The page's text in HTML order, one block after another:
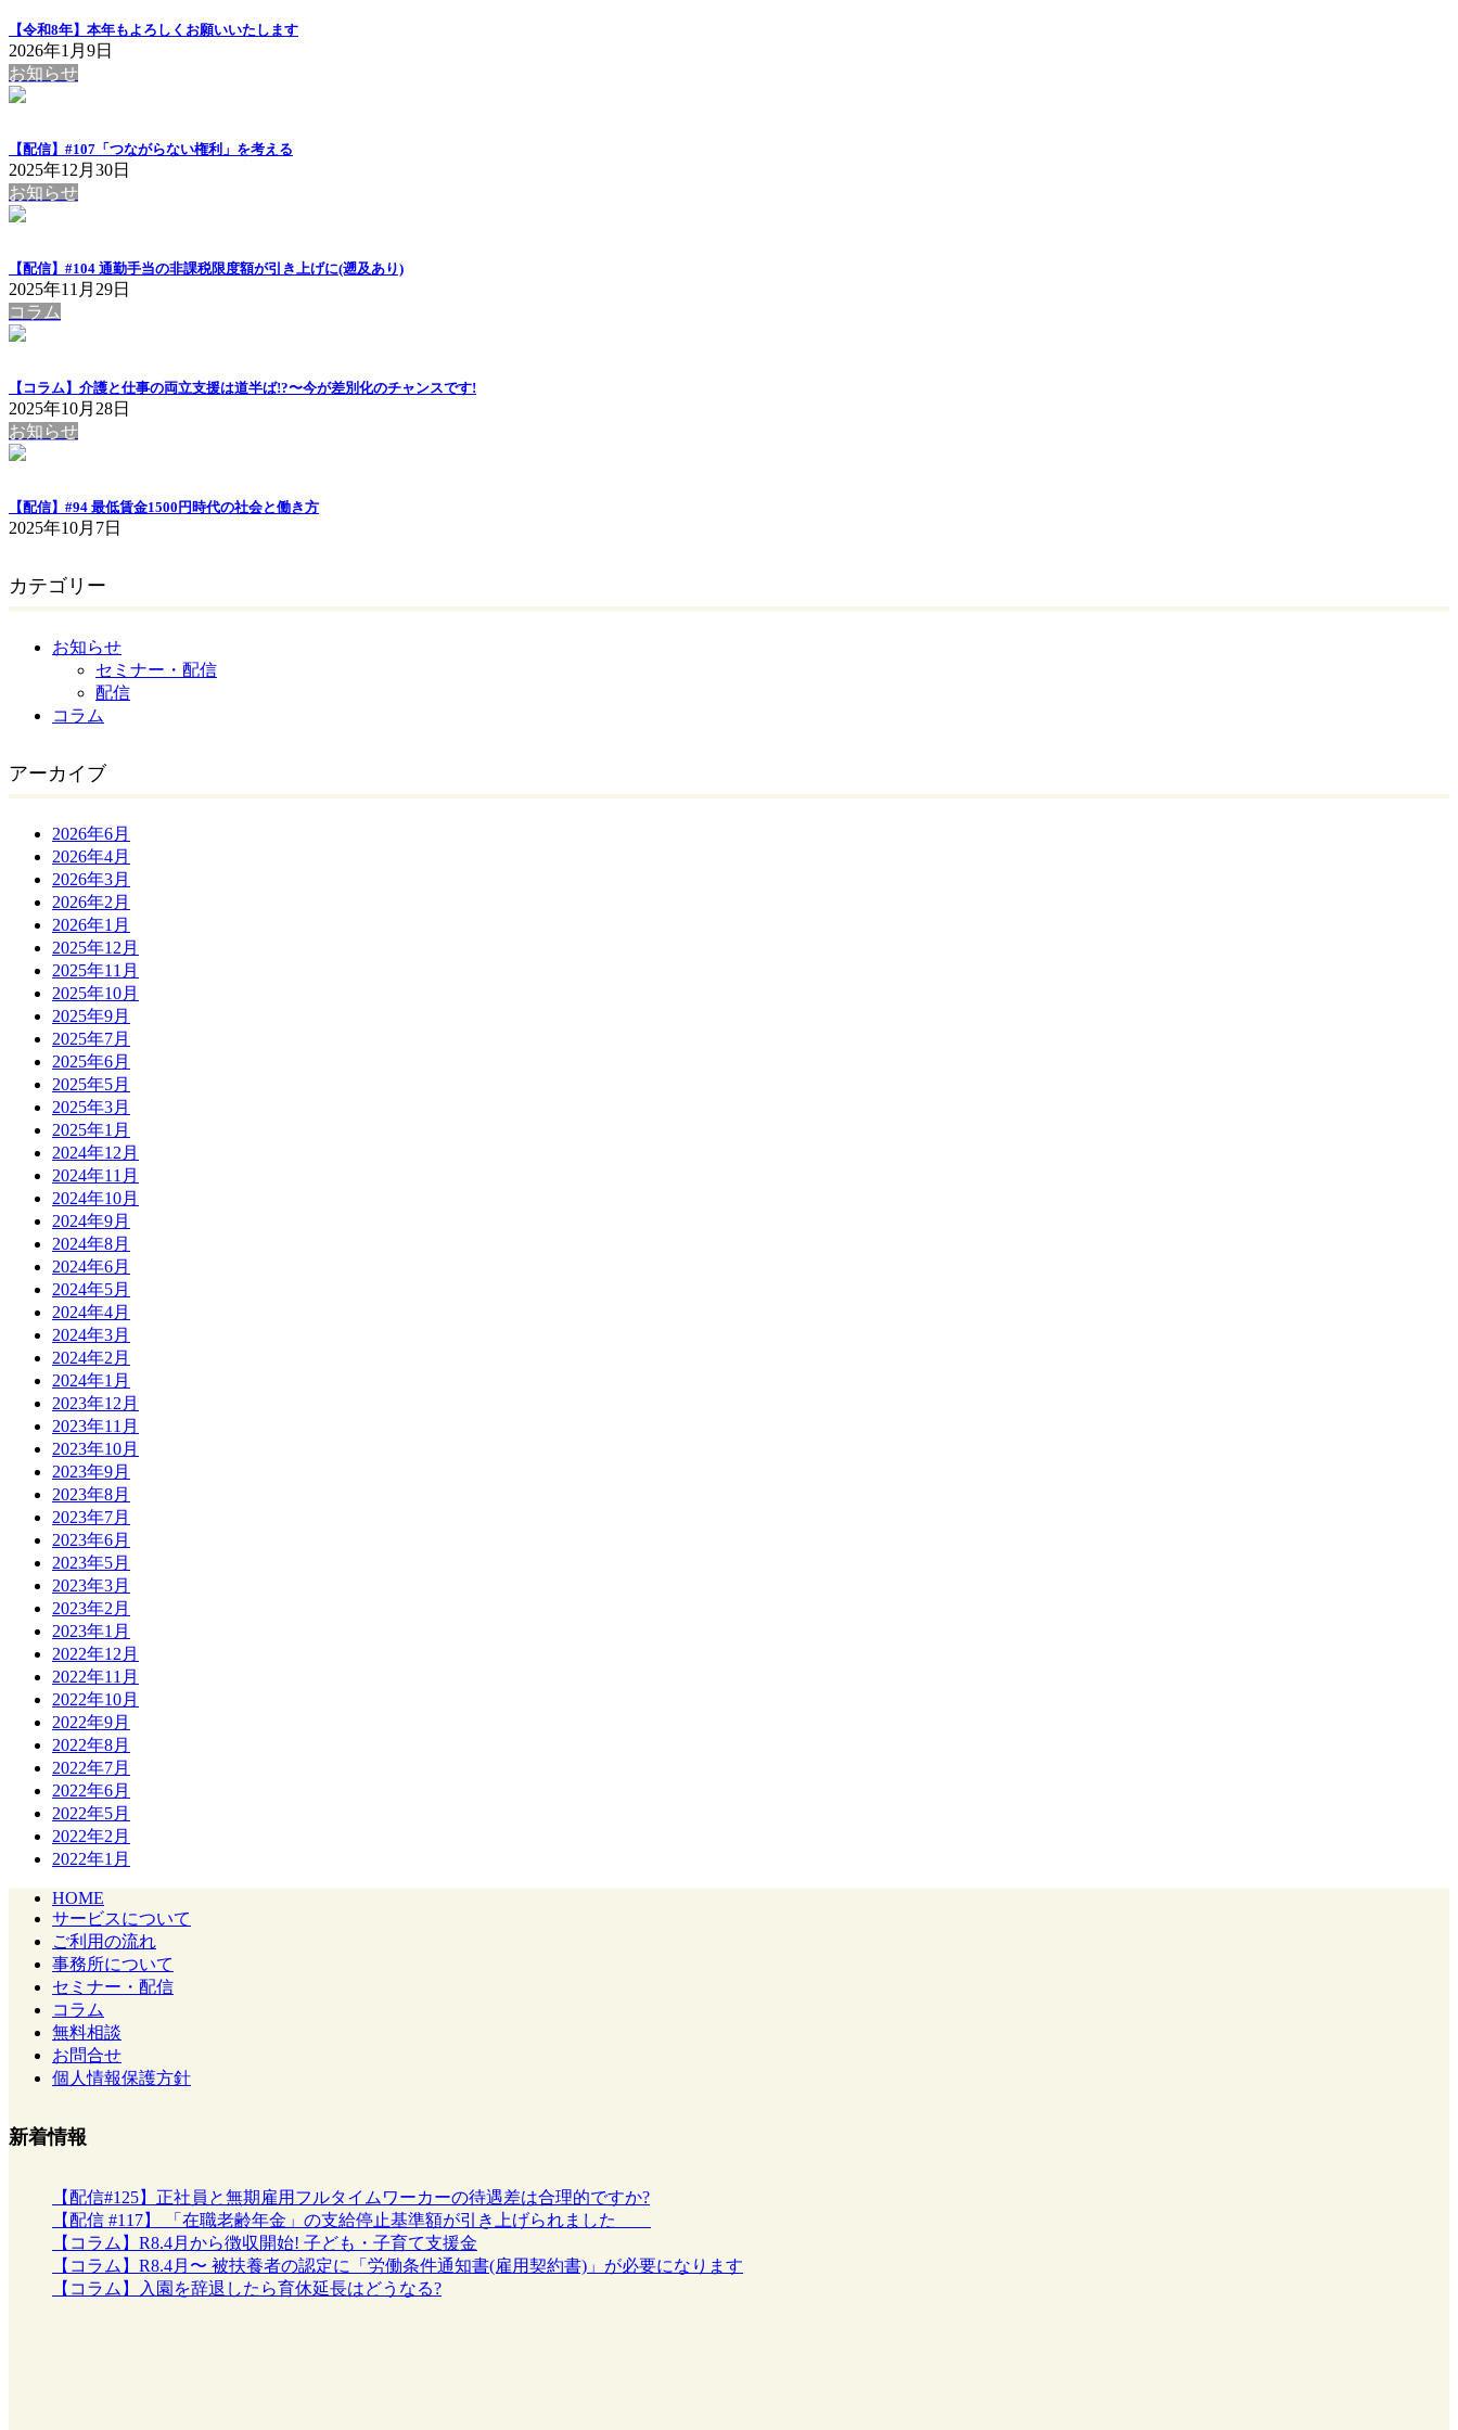
【令和8年】本年もよろしくお願いいたします
2026年1月9日
お知らせ
【配信】#107「つながらない権利」を考える
2025年12月30日
お知らせ
【配信】#104 通勤手当の非課税限度額が引き上げに(遡及あり)
2025年11月29日
コラム
【コラム】介護と仕事の両立支援は道半ば!?〜今が差別化のチャンスです!
2025年10月28日
お知らせ
【配信】#94 最低賃金1500円時代の社会と働き方
2025年10月7日
カテゴリー
お知らせ
セミナー・配信
配信
コラム
アーカイブ
2026年6月
2026年4月
2026年3月
2026年2月
2026年1月
2025年12月
2025年11月
2025年10月
2025年9月
2025年7月
2025年6月
2025年5月
2025年3月
2025年1月
2024年12月
2024年11月
2024年10月
2024年9月
2024年8月
2024年6月
2024年5月
2024年4月
2024年3月
2024年2月
2024年1月
2023年12月
2023年11月
2023年10月
2023年9月
2023年8月
2023年7月
2023年6月
2023年5月
2023年3月
2023年2月
2023年1月
2022年12月
2022年11月
2022年10月
2022年9月
2022年8月
2022年7月
2022年6月
2022年5月
2022年2月
2022年1月
HOME
サービスについて
ご利用の流れ
事務所について
セミナー・配信
コラム
無料相談
お問合せ
個人情報保護方針
新着情報
【配信#125】正社員と無期雇用フルタイムワーカーの待遇差は合理的ですか?
【配信 #117】 「在職老齢年金」の支給停止基準額が引き上げられました
【コラム】R8.4月から徴収開始! 子ども・子育て支援金
【コラム】R8.4月〜 被扶養者の認定に「労働条件通知書(雇用契約書)」が必要になります
【コラム】入園を辞退したら育休延長はどうなる?